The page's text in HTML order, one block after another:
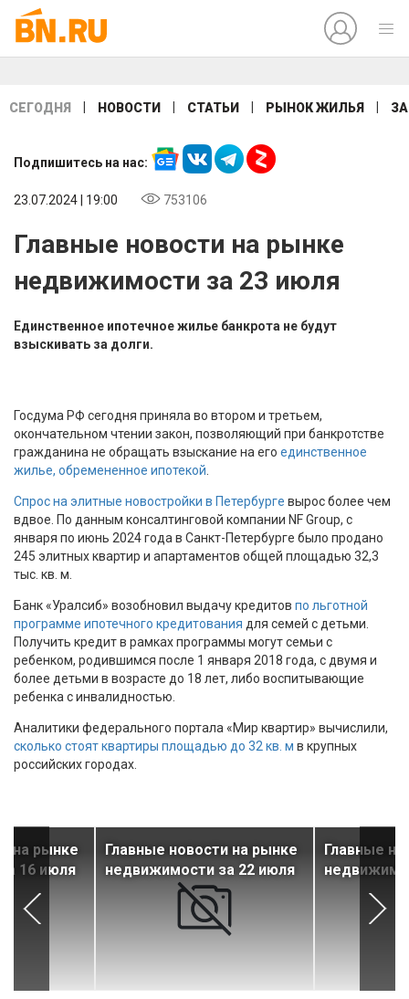
СЕГОДНЯ НОВОСТИ СТАТЬИ РЫНОК ЖИЛЬЯ
Подпишитесь на нас:
23.07.2024 | 19:00 753106
Главные новости на рынке
недвижимости за 23 июля
Единственное ипотечное жилье банкрота не будут
взыскивать за долги.
Госдума РФ сегодня приняла во втором и третьем,
окончательном чтении закон, позволяющий при банкротстве
гражданина не обращать взыскание на его единственное
жилье, обремененное ипотекой
Спрос на элитные новостройки в Петербурге вырос более чем
вдвое. По данным консалтинговой компании NF Group, с
января по июнь 2024 года в Санкт-Петербурге было продано
245 элитных квартир и апартаментов общей площадью 32,3
тыс. кв. м.
Банк «Уралсиб» возобновил выдачу кредитов по льготной
программе ипотечного кредитования для семей с детьми.
Получить кредит в рамках программы могут семьи с
ребенком, родившимся после 1 января 2018 года, с двумя и
более детьми в возрасте до 18 лет, либо воспитывающие
ребенка с инвалидностью.
Аналитики федерального портала «Мир квартир» вычислили,
сколько стоят квартиры площадью до 32 кв. м в крупных
российских городах.
на рынке
16 июля
Главные новости на рынке
недвижимости за 22 июля
Главные